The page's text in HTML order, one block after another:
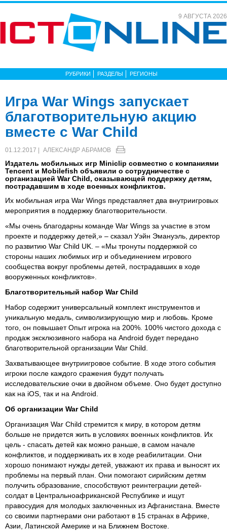
9 АВГУСТА 2026
РУБРИКИ РАЗДЕЛЫ РЕГИОНЫ
Игра War Wings запускает
благотворительную акцию
вместе с War Child
01.12.2017 | АЛЕКСАНДР АБРАМОВ
Издатель мобильных игр Miniclip совместно с компаниями
Tencent и Mobilefish объявили о сотрудничестве с
организацией War Child, оказывающей поддержку детям,
пострадавшим в ходе военных конфликтов.
Их мобильная игра War Wings представляет два внутриигровых
мероприятия в поддержку благотворительности.
«Мы очень благодарны команде War Wings за участие в этом
проекте и поддержку детей,» – сказал Уэйн Эмануэль, директор
по развитию War Child UK. – «Мы тронуты поддержкой со
стороны наших любимых игр и объединением игрового
сообщества вокруг проблемы детей, пострадавших в ходе
вооруженных конфликтов».
Благотворительный набор War Child
Набор содержит универсальный комплект инструментов и
уникальную медаль, символизирующую мир и любовь. Кроме
того, он повышает Опыт игрока на 200%. 100% чистого дохода с
продаж эксклюзивного набора на Android будет передано
благотворительной организации War Child.
Захватывающее внутриигровое событие. В ходе этого события
игроки после каждого сражения будут получать
исследовательские очки в двойном объеме. Оно будет доступно
как на iOS, так и на Android.
Об организации War Child
Организация War Child стремится к миру, в котором детям
больше не придется жить в условиях военных конфликтов. Их
цель - спасать детей как можно раньше, в самом начале
конфликтов, и поддерживать их в ходе реабилитации. Они
хорошо понимают нужды детей, уважают их права и выносят их
проблемы на первый план. Они помогают сирийским детям
получить образование, способствуют реинтеграции детей-
солдат в Центральноафриканской Республике и ищут
правосудия для молодых заключенных из Афганистана. Вместе
со своими партнерами они работают в 15 странах в Африке,
Азии, Латинской Америке и на Ближнем Востоке.